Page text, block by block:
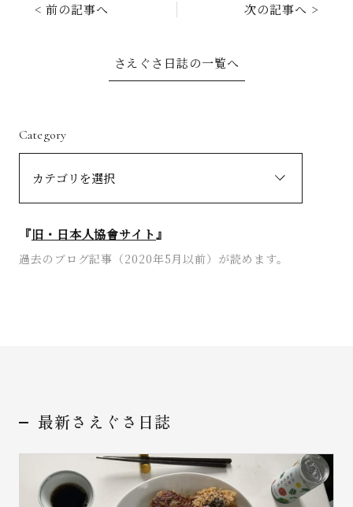
< 前の記事へ 次の記事へ >
さえぐさ日誌の一覧へ
Category
『旧・日本人協會サイト』
過去のブログ記事（2020年5月以前）が読めます。
最新さえぐさ日誌